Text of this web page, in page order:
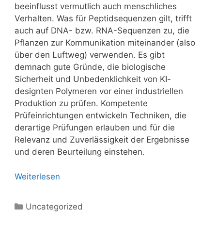
beeinflusst vermutlich auch menschliches
Verhalten. Was für Peptidsequenzen gilt, trifft
auch auf DNA- bzw. RNA-Sequenzen zu, die
Pflanzen zur Kommunikation miteinander (also
über den Luftweg) verwenden. Es gibt
demnach gute Gründe, die biologische
Sicherheit und Unbedenklichkeit von KI-
designten Polymeren vor einer industriellen
Produktion zu prüfen. Kompetente
Prüfeinrichtungen entwickeln Techniken, die
derartige Prüfungen erlauben und für die
Relevanz und Zuverlässigkeit der Ergebnisse
und deren Beurteilung einstehen.
Weiterlesen
Kategorien
Uncategorized